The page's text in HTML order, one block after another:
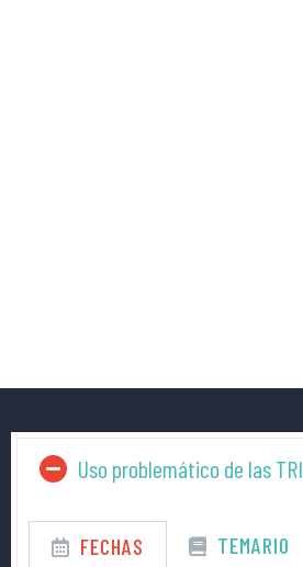
Uso problemático de las
FECHAS TEMARIO